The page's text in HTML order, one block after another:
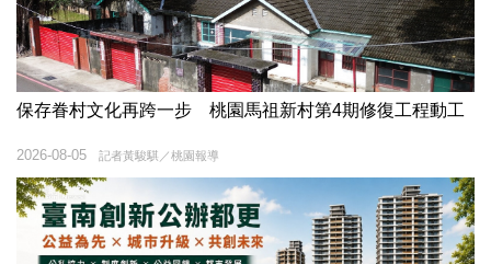
保存眷村文化再跨一步 桃園馬祖新村第4期修復工程動工
記者黃駿騏／桃園報導
2026-08-05